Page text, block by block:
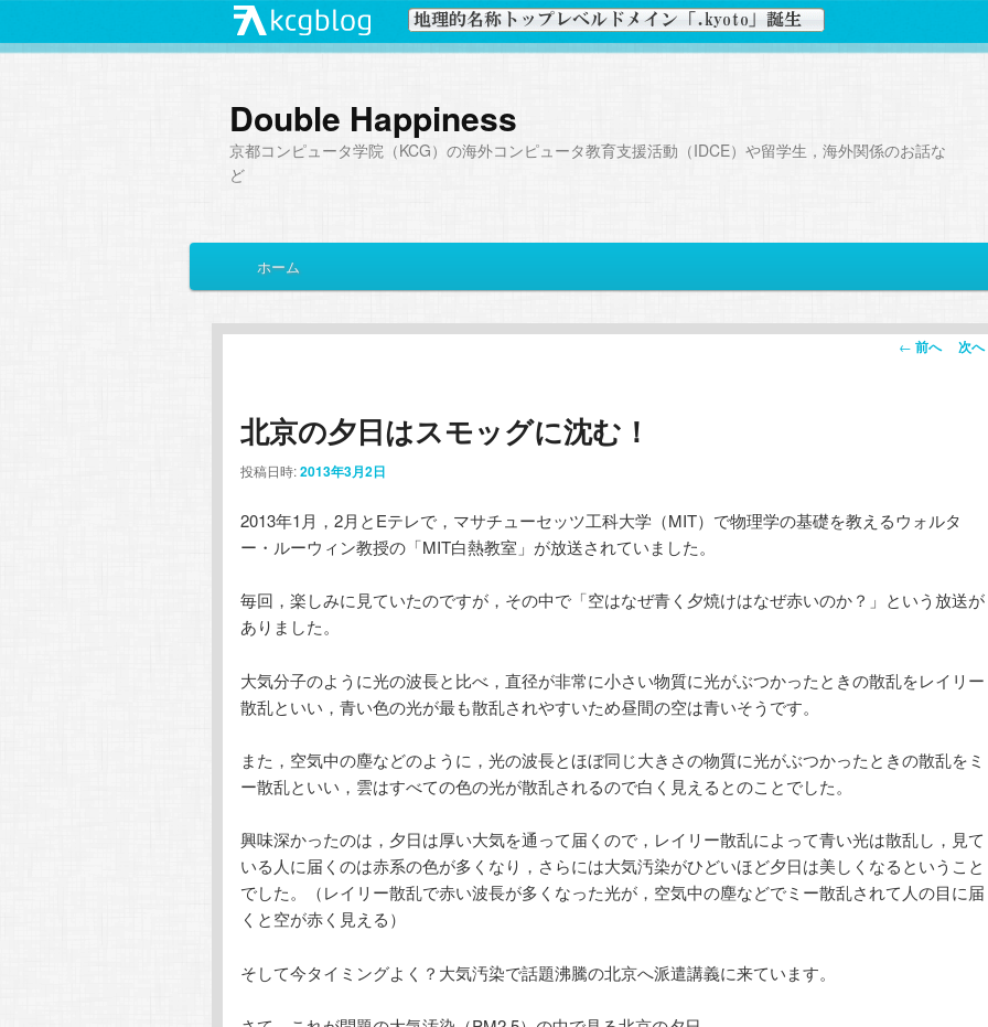
Double Happiness
京都コンピュータ学院（KCG）の海外コンピュータ教育支援活動（IDCE）や留学生，海外関係のお話な
ど
イ
メ
イ
コ
ン
テ
ン
へ
サ
ブ
ン
テ
ン
ツ
移
ホーム
投
ョ
← 前へ 次へ
北京の夕日はスモッグに沈む！
投稿日時:2013年3月2日
2013年1月，2月とEテレで，マサチューセッツ工科大学（MIT）で物理学の基礎を教えるウォルタ
ー・ルーウィン教授の「MIT白熱教室」が放送されていました。
毎回，楽しみに見ていたのですが，その中で「空はなぜ青く夕焼けはなぜ赤いのか？」という放送が
ありました。
大気分子のように光の波長と比べ，直径が非常に小さい物質に光がぶつかったときの散乱をレイリー
散乱といい，青い色の光が最も散乱されやすいため昼間の空は青いそうです。
また，空気中の塵などのように，光の波長とほぼ同じ大きさの物質に光がぶつかったときの散乱をミ
ー散乱といい，雲はすべての色の光が散乱されるので白く見えるとのことでした。
興味深かったのは，夕日は厚い大気を通って届くので，レイリー散乱によって青い光は散乱し，見て
いる人に届くのは赤系の色が多くなり，さらには大気汚染がひどいほど夕日は美しくなるということ
でした。（レイリー散乱で赤い波長が多くなった光が，空気中の塵などでミー散乱されて人の目に届
くと空が赤く見える）
そして今タイミングよく？大気汚染で話題沸騰の北京へ派遣講義に来ています。